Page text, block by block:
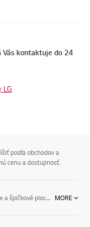
Vás kontaktuje do 24
LG
podľa obchodov a
cenu a dostupnosť.
Spoločnosť LG ponúka rôzne najmodernejšie a špičkové ploché televízory, ktoré splnia všetky vaše potreby, vrátane nasledujúcich typov:Televízory LED: Ich prednosťami je plynulejší a čistejší obraz, ako aj minimalistický štíhly dizajn. Tento energeticky efektívny televízor používa LED podsvietenie na vytváranie jasnejšieho a živšieho obrazu.Televízory OLED: Tieto modely sú navrhnuté na zobrazovanie autentických farieb a bohatšieho obrazu. Objavte obrazovku, ktorú môžete sledovať prakticky z každého uhla.Televízory OLED 4K: Tieto modely ponúkajú neuveriteľné detaily vďaka ultra-vysokému rozlíšeniu od spoločnosti LG, ktoré je štvornásobne vyššie ako v televízoroch Full HD. S televízorom OLED 4K od spoločnosti LG sa úplne ponoríte do akcie na obrazovke.Televízory Smart TV: Rad televízorov Smart TV od spoločnosti LG vám umožní robiť všetko, čo chcete. Od filmov a hudbu až po hry, videá a ešte omnoho viac – televízory Smart TV od spoločnosti LG prinášajú všetky funkcie, ktoré chcete, v jedinom zariadení. Systém webOS 3.0 v televízoroch Smart TV od spoločnosti LG je navrhnutý na intuitívne používanie a zážitok, ktorý je jednoduchší a zábavnejší. Môžete sa preto uvoľniť a sledovať, ako bude vďaka systému webOS 3.0 zážitok zo sledovania televízie ešte lepší ako predtým.Televízory 3D: Funkcia konverzie z 2D do 3D od spoločnosti LG vám umožní premeniť takmer akýkoľvek seriál, film alebo športovú udalosť na podmanivý 3D zážitok.Spoločnosť LG určite ponúka plochý televízor, ktorý splní vaše potreby v oblasti zábavy. Vychutnajte si úplne nový zážitok zo sledovania obľúbených televíznych seriálov, filmov a prehrávania hudby vďaka inovatívnym technológiám od spoločnosti LG vrátane obrazoviek 4K UHD, OLED 4K a LED. Nájdete v nich najmodernejšiu technológiu, ktorá spoľahlivo splní vaše očakávania v oblasti spoľahlivosti. Zistite viac o našej kolekcii plochých televízorov, ako aj o bezdrôtových reproduktoroch, systémoch Sound Bar a SoundPlate od spoločnosti LG. MORE